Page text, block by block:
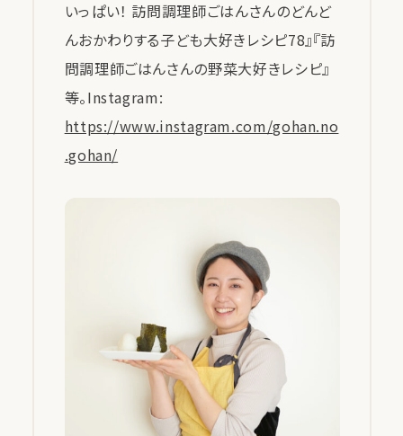
いっぱい！ 訪問調理師ごはんさんのどんど
んおかわりする子ども大好きレシピ78』『訪
問調理師ごはんさんの野菜大好きレシピ』
等。Instagram:
https://www.instagram.com/gohan.no
.gohan/